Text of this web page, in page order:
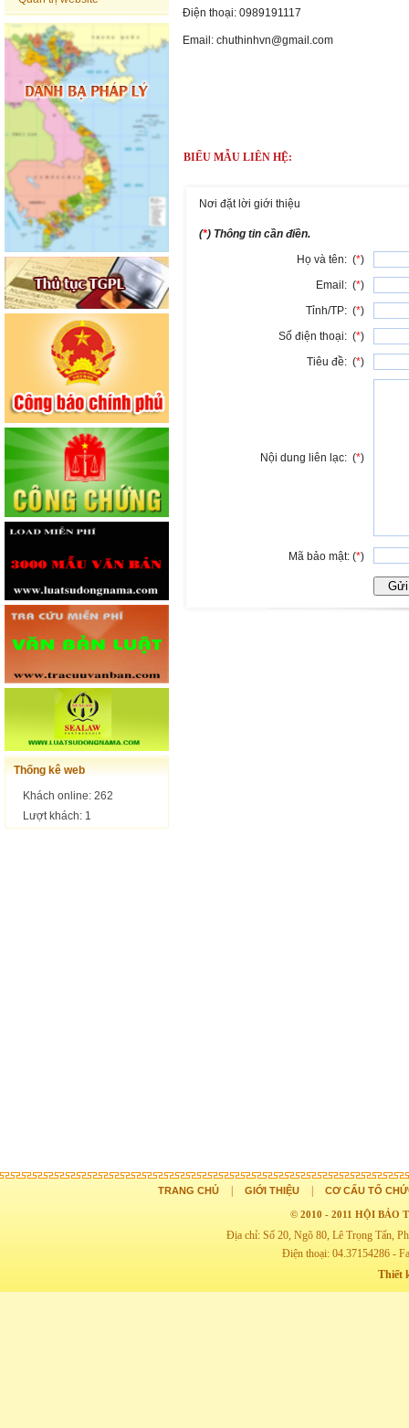
Thống kê web
Khách online: 262
Lượt khách: 1
Điện thoại: 0989191117
Email: chuthinhvn@gmail.com
BIỂU MẪU LIÊN HỆ:
Nơi đặt lời giới thiệu
(*) Thông tin cần điền.
Họ và tên: (*)
Email: (*)
Tỉnh/TP: (*)
Số điện thoại: (*)
Tiêu đề: (*)
Nội dung liên lạc: (*)
Mã bảo mật: (*)
TRANG CHỦ GIỚI THIỆU CƠ CẤU TỔ
© 2010 - 2011 HỘI BẢO
Địa chỉ: Số 20, Ngõ 80, Lê Trọng Tấn,
Điện thoại: 04.37154286 -
Thiết